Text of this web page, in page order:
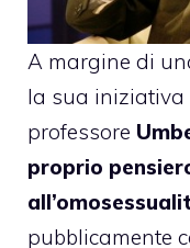
A margine di
la sua iniziativa
professore
proprio
pubblicamente